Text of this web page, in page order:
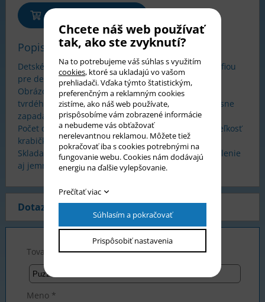
Pridať do košíka
Popis tovaru
Detské puzzle Castorland s obrázkom alebo fotografiou
pre deti od 6 rokov.
Obrázok je rozložený do 120 dielikov, vyrobených z
tvrdého a kvalitného materiálu. Dieliky do seba presne
zapadajú.
Počet dielikov 120, rozmer 1 dielika cca 4x2,5 cm. Veľkosť
krabičky 24,5x17,5x3,7 cm.
Skladanie puzzle rozvíja predstavivosť, logické myslenie
aj jemnú motoriku rúk.
Dotaz na produkt
Tovar *
Meno *
Chcete náš web používať
tak, ako ste zvyknutí?
Na to potrebujeme váš súhlas s využitím
cookies, ktoré sa ukladajú vo vašom
prehliadači. Vďaka týmto štatistickým,
preferenčným a reklamným cookies
zistíme, ako náš web používate,
prispôsobíme vám zobrazené informácie
a nebudeme vás obťažovať
nerelevantnou reklamou. Môžete tiež
pokračovať iba s cookies potrebnými na
fungovanie webu. Cookies nám dodávajú
energiu na ďalšie vylepšovanie.
Prečítať viac
Súhlasím a pokračovať
Prispôsobiť nastavenia